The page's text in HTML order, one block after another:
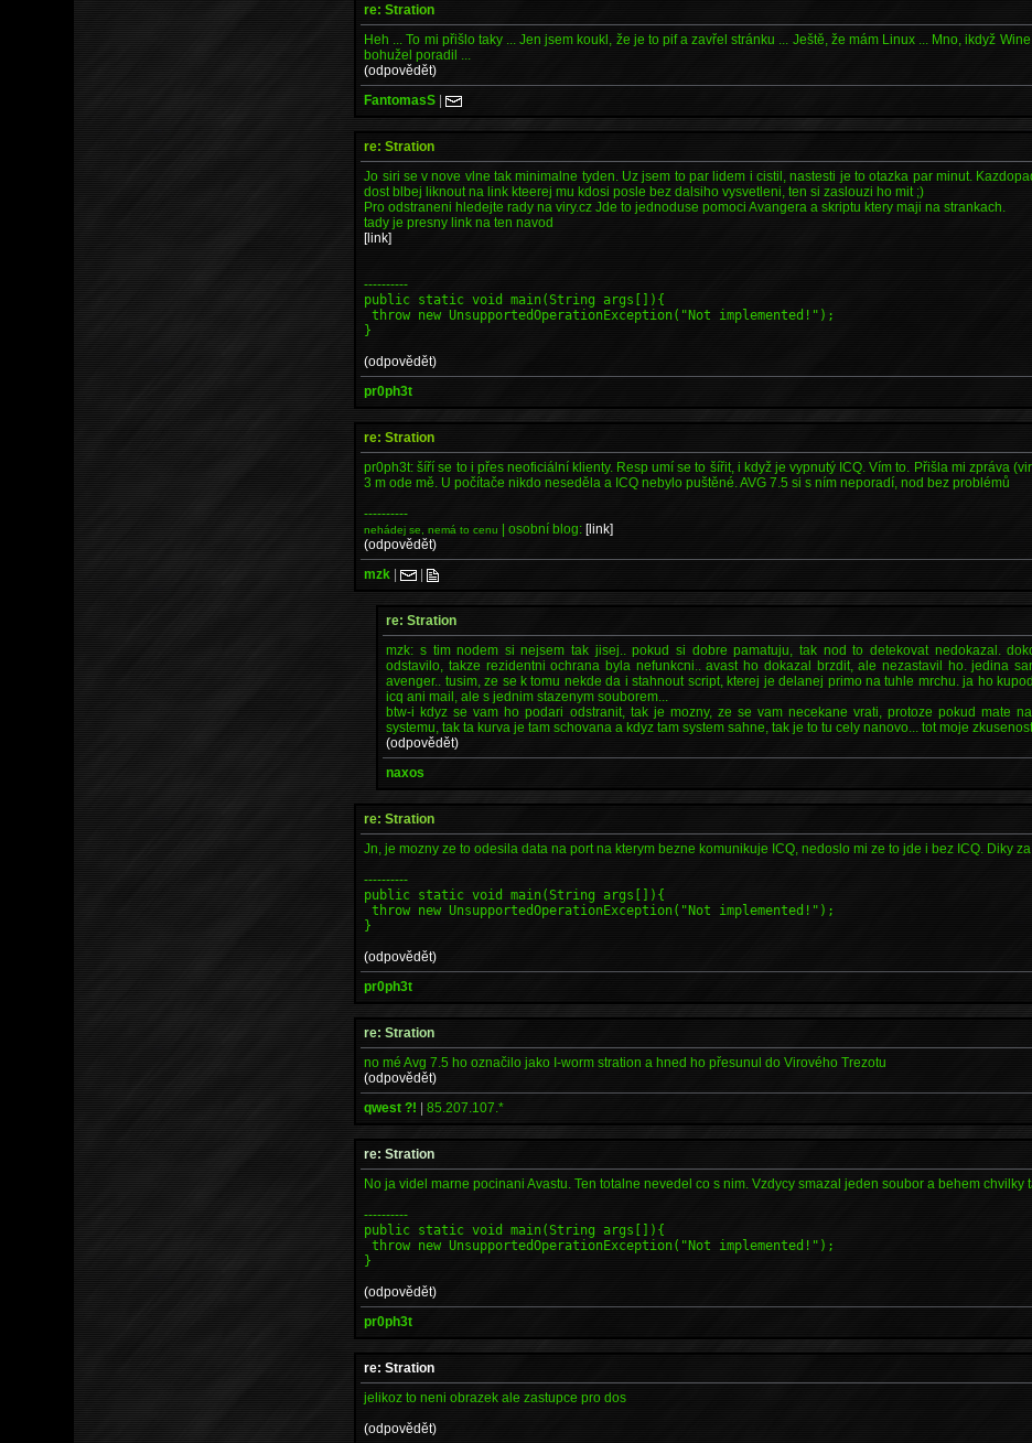
re: Stration
Heh ... To mi přišlo taky ... Jen jsem koukl, že je to pif a zavřel stránku ... Ještě, že mám Linux ... Mno, ikdyž
bohužel poradil ...
(odpovědět)
FantomasS |
re: Stration
Jo siri se v nove vlne tak minimalne tyden. Uz jsem to par lidem i cistil, nastesti je to otazka par minut.
dost blbej liknout na link kteerej mu kdosi posle bez dalsiho vysvetleni, ten si zaslouzi ho mit ;)
Pro odstraneni hledejte rady na viry.cz Jde to jednoduse pomoci Avangera a skriptu ktery maji na strankach.
tady je presny link na ten navod
[link]
----------
public static void main(String args[]){
throw new UnsupportedOperationException("Not implemented!");
}
(odpovědět)
pr0ph3t
re: Stration
pr0ph3t: šíří se to i přes neoficiální klienty. Resp umí se to šířit, i když je vypnutý ICQ. Vím to. Přišla mi zpráva
3 m ode mě. U počítače nikdo neseděla a ICQ nebylo puštěné. AVG 7.5 si s ním neporadí, nod bez problémů
----------
nehádej se, nemá to cenu | osobní blog:[link]
(odpovědět)
mzk | |
re: Stration
mzk: s tim nodem si nejsem tak jisej.. pokud si dobre pamatuju, tak nod to detekovat nedokazal.
odstavilo, takze rezidentni ochrana byla nefunkcni.. avast ho dokazal brzdit, ale nezastavil ho. jedina
avenger.. tusim, ze se k tomu nekde da i stahnout script, kterej je delanej primo na tuhle mrchu. ja ho
icq ani mail, ale s jednim stazenym souborem...
btw-i kdyz se vam ho podari odstranit, tak je mozny, ze se vam necekane vrati, protoze pokud mate
systemu, tak ta kurva je tam schovana a kdyz tam system sahne, tak je to tu cely nanovo... tot moje
(odpovědět)
naxos
re: Stration
Jn, je mozny ze to odesila data na port na kterym bezne komunikuje ICQ, nedoslo mi ze to jde i bez ICQ. Diky
----------
public static void main(String args[]){
throw new UnsupportedOperationException("Not implemented!");
}
(odpovědět)
pr0ph3t
re: Stration
no mé Avg 7.5 ho označilo jako I-worm stration a hned ho přesunul do Virového Trezotu
(odpovědět)
qwest ?! |85.207.107.*
re: Stration
No ja videl marne pocinani Avastu. Ten totalne nevedel co s nim. Vzdycy smazal jeden soubor a behem chvilky
----------
public static void main(String args[]){
throw new UnsupportedOperationException("Not implemented!");
}
(odpovědět)
pr0ph3t
re: Stration
jelikoz to neni obrazek ale zastupce pro dos
(odpovědět)